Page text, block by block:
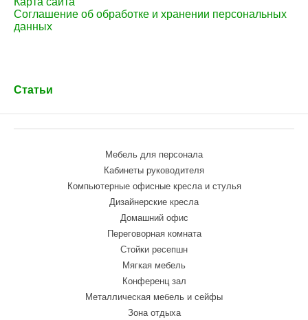
Статьи
Соглашение об обработке и хранении персональных
данных
Мебель для персонала
Кабинеты руководителя
Компьютерные офисные кресла и стулья
Дизайнерские кресла
Домашний офис
Переговорная комната
Стойки ресепшн
Мягкая мебель
Конференц зал
Металлическая мебель и сейфы
Зона отдыха